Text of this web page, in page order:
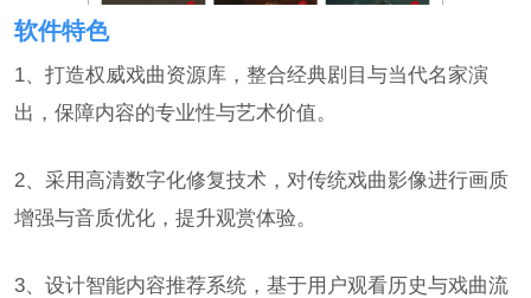
软件特色
1、打造权威戏曲资源库，整合经典剧目与当代名家演
出，保障内容的专业性与艺术价值。
2、采用高清数字化修复技术，对传统戏曲影像进行画质
增强与音质优化，提升观赏体验。
3、设计智能内容推荐系统，基于用户观看历史与戏曲流